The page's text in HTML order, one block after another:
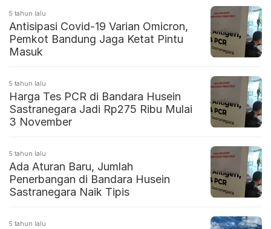
5 tahun lalu
Antisipasi Covid-19 Varian Omicron,
Pemkot Bandung Jaga Ketat Pintu
Masuk
5 tahun lalu
Harga Tes PCR di Bandara Husein
Sastranegara Jadi Rp275 Ribu Mulai
3 November
5 tahun lalu
Ada Aturan Baru, Jumlah
Penerbangan di Bandara Husein
Sastranegara Naik Tipis
5 tahun lalu